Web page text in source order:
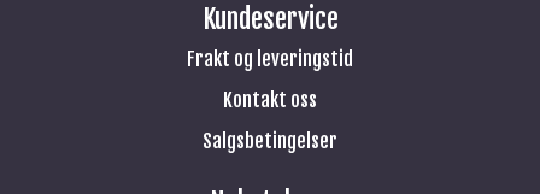
Kundeservice
Frakt og leveringstid
Kontakt oss
Salgsbetingelser